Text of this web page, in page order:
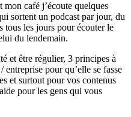
café j’écoute quelques
sortent un podcast par jour, du
tous les jours pour écouter le
du lendemain.
et être régulier, 3 principes à
pour qu’elle se fasse
et surtout pour vos contenus
pour les gens qui vous